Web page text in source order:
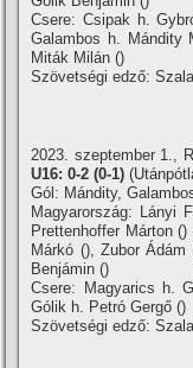
Csere: Csipak h.
Galambos h. Mándity
Miták Milán ()
Szövetségi edző:
2023. szeptember 1.,
U16: 0-2 (0-1)
Gól: Mándity,
Magyarország: Lányi
Prettenhoffer Márton
Márkó (), Zubor
Benjámin ()
Csere: Magyarics h.
Gólik h. Petró Gergő ()
Szövetségi edző: